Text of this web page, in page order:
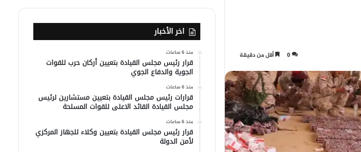
0 أقل من دقيقة
اخر الأخبار
منذ 6 ساعات
قرار رئيس مجلس القيادة بتعيين أركان حرب للقوات
الجوية والدفاع الجوي
منذ 6 ساعات
قرارات رئيس مجلس القيادة بتعيين مستشارين لرئيس
مجلس القيادة القائد الاعلى للقوات المسلحة
منذ 6 ساعات
قرار رئيس مجلس القيادة بتعيين وكلاء للجهاز المركزي
لأمن الدولة